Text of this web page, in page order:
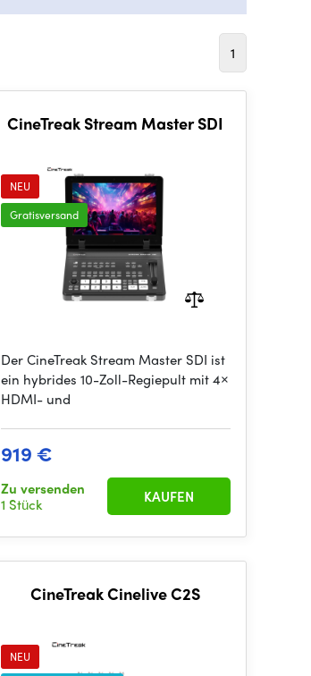
1
CineTreak Stream Master SDI
NEU
Gratisversand
Der CineTreak Stream Master SDI ist
ein hybrides 10-Zoll-Regiepult mit 4×
HDMI- und
919 €
Zu versenden
1 Stück
KAUFEN
CineTreak Cinelive C2S
NEU